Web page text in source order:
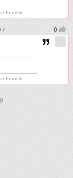
Franklin
Franklin